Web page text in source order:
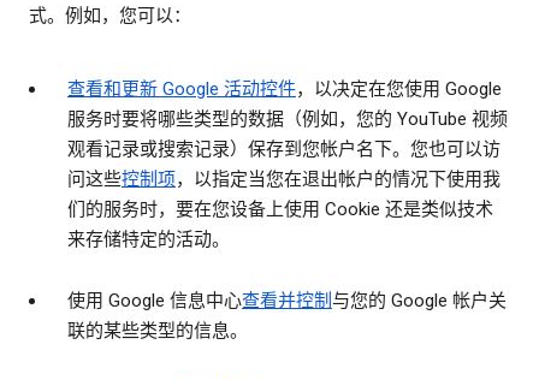
式。例如，您可以：
查看和更新 Google 活动控件，以决定在您使用 Google
服务时要将哪些类型的数据（例如，您的 YouTube 视频
观看记录或搜索记录）保存到您帐户名下。您也可以访
问这些控制项，以指定当您在退出帐户的情况下使用我
们的服务时，要在您设备上使用 Cookie 还是类似技术
来存储特定的活动。
使用 Google 信息中心查看并控制与您的 Google 帐户关
联的某些类型的信息。